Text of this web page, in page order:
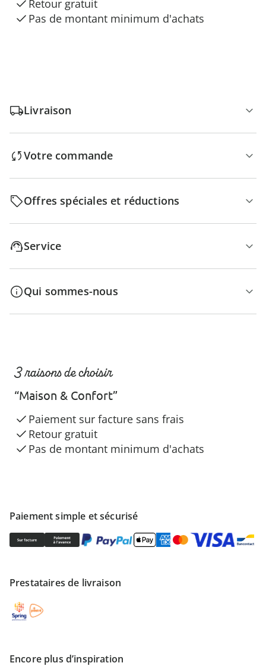
Retour gratuit
Pas de montant minimum d'achats
Livraison
Votre commande
Offres spéciales et réductions
Service
Qui sommes-nous
Paiement simple et sécurisé
Prestataires de livraison
Encore plus d’inspiration
3 raisons de choisir
“Maison & Confort”
Paiement sur facture sans frais
Retour gratuit
Pas de montant minimum d'achats